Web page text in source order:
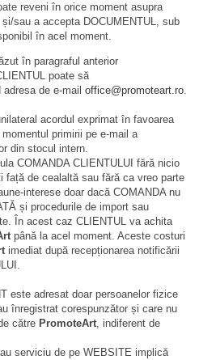
reveni în orice moment asupra
sau a accepta DOCUMENTUL, sub
în acel moment.
în paragraful anterior
poate să
de e-mail office@promoteart.ro.
acordul exprimat în favoarea
primirii pe e-mail a
din stocul intern.
COMANDA CLIENTULUI fără nicio
față de cealaltă sau fără ca vreo parte
interese doar dacă COMANDA nu
și procedurile de import sau
În acest caz CLIENTUL va achita
până la acel moment. Aceste costuri
imediat după recepționarea notificării
este adresat doar persoanelor fizice
înregistrat corespunzător și care nu
către PromoteArt, indiferent de
serviciu de pe WEBSITE implică